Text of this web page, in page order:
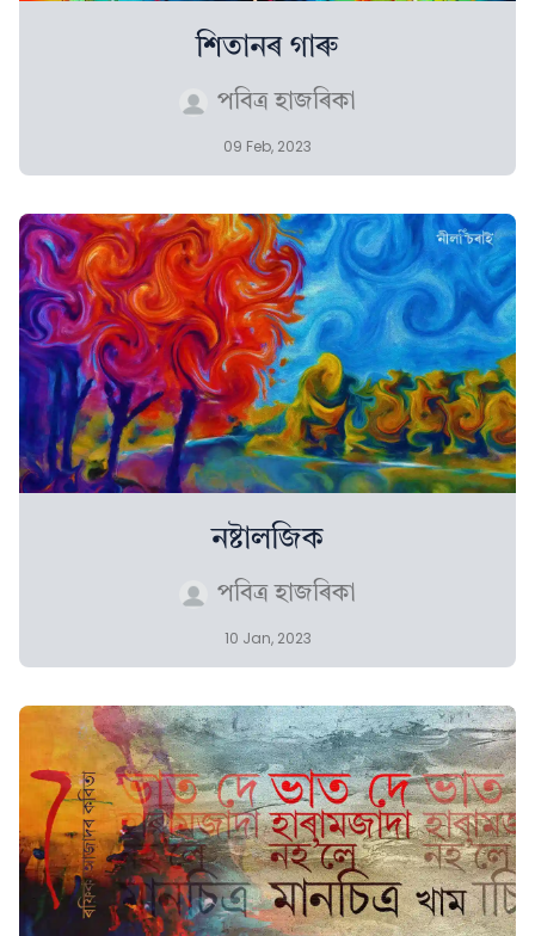
শিতানৰ গাৰু
পবিত্ৰ হাজৰিকা
09 Feb, 2023
নষ্টালজিক
পবিত্ৰ হাজৰিকা
10 Jan, 2023